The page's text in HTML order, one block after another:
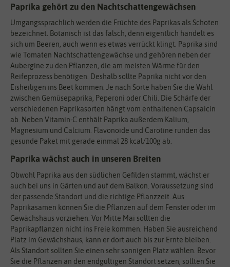
Paprika gehört zu den Nachtschattengewächsen
Umgangssprachlich werden die Früchte des Paprikas als Schoten
bezeichnet. Botanisch ist das falsch, denn eigentlich handelt es
sich um Beeren, auch wenn es etwas verrückt klingt. Paprika sind
wie Tomaten Nachtschattengewächse und gehören neben der
Aubergine zu den Pflanzen, die am meisten Wärme für den
Reifeprozess benötigen. Deshalb sollte Paprika nicht vor den
Eisheiligen ins Beet kommen. Je nach Sorte haben Sie die Wahl
zwischen Gemüsepaprika, Peperoni oder Chili. Die Schärfe der
verschiedenen Paprikasorten hängt vom enthaltenen Capsaicin
ab. Neben Vitamin-C enthält Paprika außerdem Kalium,
Magnesium und Calcium. Flavonoide und Carotine runden das
gesunde Paket mit gerade einmal 28 kcal/100g ab.
Paprika wächst auch in unseren Breiten
Obwohl Paprika aus den südlichen Gefilden stammt, wächst er
auch bei uns in Gärten und auf dem Balkon. Voraussetzung sind
der passende Standort und die richtige Pflanzzeit. Aus
Paprikasamen können Sie die Pflanzen auf dem Fenster oder im
Gewächshaus vorziehen. Vor Mitte Mai sollten die
Paprikapflanzen nicht ins Freie kommen. Haben Sie ausreichend
Platz im Gewächshaus, kann er dort auch bis zur Ernte bleiben.
Als Standort sollten Sie einen sehr sonnigen Platz wählen. Bevor
Sie die Pflanzen an den endgültigen Standort setzen, sollten Sie